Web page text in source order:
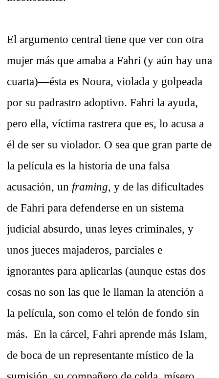
El argumento central tiene que ver con otra
mujer más que amaba a Fahri (y aún hay una
cuarta)—ésta es Noura, violada y golpeada
por su padrastro adoptivo. Fahri la ayuda,
pero ella, víctima rastrera que es, lo acusa a
él de ser su violador. O sea que gran parte de
la película es la historia de una falsa
acusación, un framing, y de las dificultades
de Fahri para defenderse en un sistema
judicial absurdo, unas leyes criminales, y
unos jueces majaderos, parciales e
ignorantes para aplicarlas (aunque estas dos
cosas no son las que le llaman la atención a
la película, son como el telón de fondo sin
más. En la cárcel, Fahri aprende más Islam,
de boca de un representante místico de la